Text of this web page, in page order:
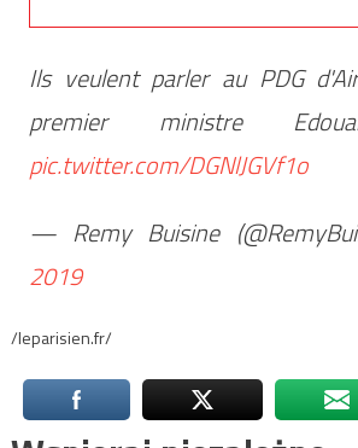
Ils veulent parler au PDG
premier ministre
pic.twitter.com/DGNlJGVf1o
— Remy Buisine
2019
/leparisien.fr/